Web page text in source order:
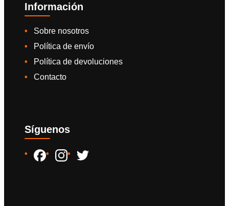
Información
Sobre nosotros
Política de envío
Política de devoluciones
Contacto
Síguenos